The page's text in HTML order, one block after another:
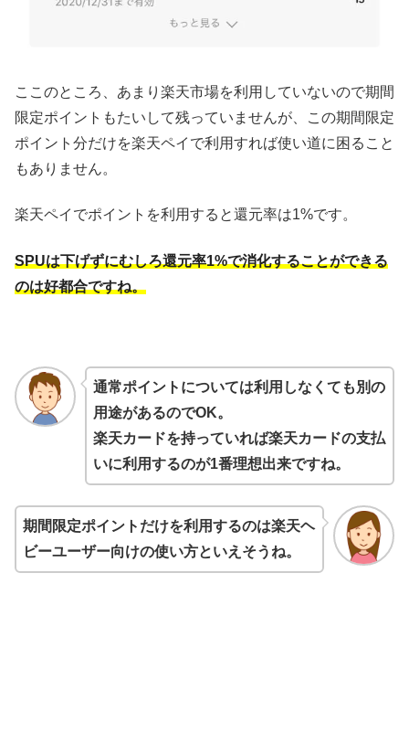
ここのところ、あまり楽天市場を利用していないので期間
限定ポイントもたいして残っていませんが、この期間限定
ポイント分だけを楽天ペイで利用すれば使い道に困ること
もありません。
楽天ペイでポイントを利用すると還元率は1%です。
SPUは下げずにむしろ還元率1%で消化することができる
のは好都合ですね。
通常ポイントについては利用しなくても別の
用途があるのでOK。
楽天カードを持っていれば楽天カードの支払
いに利用するのが1番理想出来ですね。
期間限定ポイントだけを利用するのは楽天ヘ
ビーユーザー向けの使い方といえそうね。